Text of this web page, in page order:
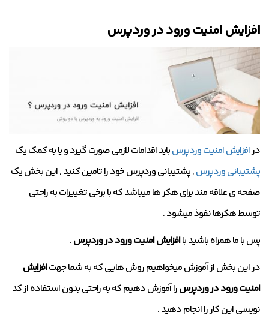
افزایش امنیت ورود در وردپرس
درافزایش امنیت وردپرسباید اقدامات لازمی صورت گیرد و یا به کمک یک
پشتیبانی وردپرس, پشتیبانی وردپرس خود را تامین کنید , این بخش یک
صفحه ی علاقه مند برای هکر ها میباشد که با برخی تغییرات به راحتی
توسط هکرها نفوذ میشود .
پس با ما همراه باشید باافزایش امنیت ورود در وردپرس.
در این بخش از آموزش میخواهیم روش هایی که به شما جهتافزایش
امنیت ورود در وردپرسرا آموزش دهیم که به راحتی بدون استفاده از کد
نویسی این کار را انجام دهید .